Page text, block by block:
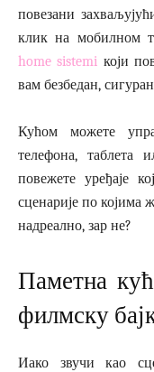
повезани
клик на мобилном
home sistemi који
вам безбедан,
Кућом можете
телефона, таблета
повежете уређаје
сценарије по којима
надреално, зар не?
Паметна
филмску
Иако звучи као